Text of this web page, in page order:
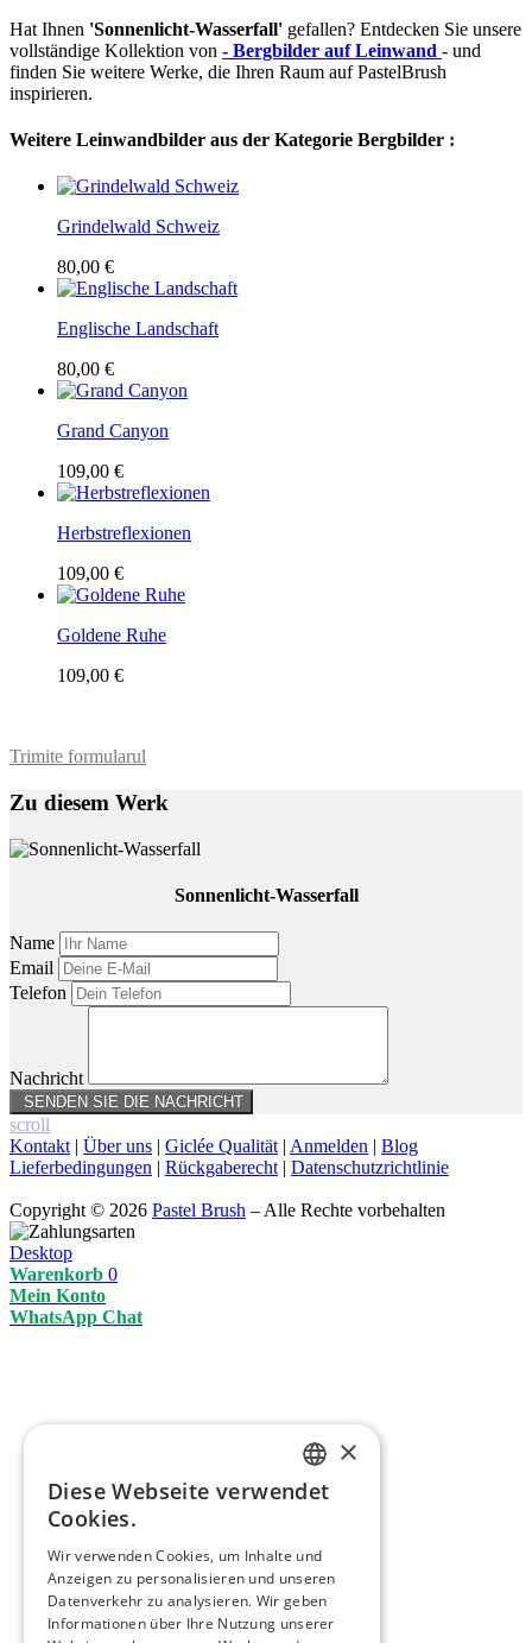
Hat Ihnen 'Sonnenlicht-Wasserfall' gefallen? Entdecken Sie unsere
vollständige Kollektion von - Bergbilder auf Leinwand - und
finden Sie weitere Werke, die Ihren Raum auf PastelBrush
inspirieren.
Weitere Leinwandbilder aus der Kategorie Bergbilder :
Grindelwald Schweiz
80,00 €
Englische Landschaft
80,00 €
Grand Canyon
109,00 €
Herbstreflexionen
109,00 €
Goldene Ruhe
109,00 €
Trimite formularul
Zu diesem Werk
Sonnenlicht-Wasserfall
Name
Email
Telefon
Nachricht
scroll
Kontakt | Über uns | Giclée Qualität | Anmelden | Blog
Lieferbedingungen | Rückgaberecht | Datenschutzrichtlinie
Copyright © 2026 Pastel Brush – Alle Rechte vorbehalten
Desktop
Warenkorb 0
Mein Konto
WhatsApp Chat
ENGLISH
GERMAN
FRENCH
×
Diese Webseite verwendet
Cookies.
Wir verwenden Cookies, um Inhalte und
Anzeigen zu personalisieren und unseren
Datenverkehr zu analysieren. Wir geben
Informationen über Ihre Nutzung unserer